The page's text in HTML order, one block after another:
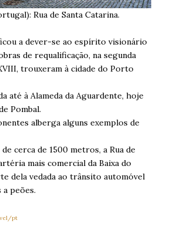
Rua de Santa Catarina.
a dever-se ao espírito visionário
de requalificação, na segunda
trouxeram à cidade do Porto
até à Alameda da Aguardente, hoje
Pombal.
alberga alguns exemplos de
cerca de 1500 metros, a Rua de
mais comercial da Baixa do
dela vedada ao trânsito automóvel
a peões.
pt